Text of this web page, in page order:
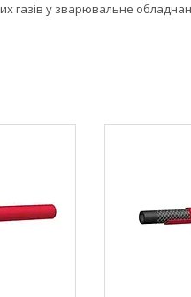
газів у зварювальне